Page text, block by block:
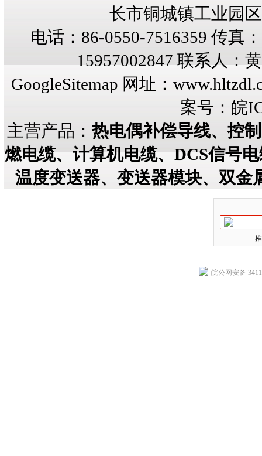
长市铜城镇工业园
电话：86-0550-7516359 传真
15957002847 联系人：
GoogleSitemap 网址：
案号： 皖
主营产品： 热电偶补偿导线、控
燃电缆、计算机电缆、DCS信号
温度变送器、变送器模块、双金
皖公网安备